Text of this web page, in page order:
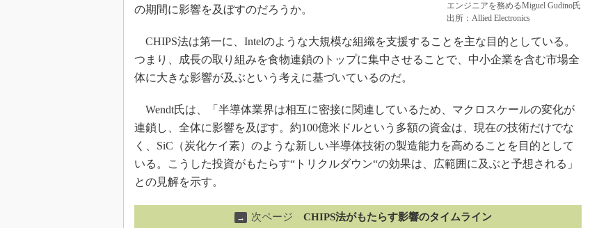
エンジニアを務めるMiguel Gudino氏
出所：Allied Electronics
の期間に影響を及ぼすのだろうか。
CHIPS法は第一に、Intelのような大規模な組織を支援することを主な目的としている。
つまり、成長の取り組みを食物連鎖のトップに集中させることで、中小企業を含む市場全
体に大きな影響が及ぶという考えに基づいているのだ。
Wendt氏は、「半導体業界は相互に密接に関連しているため、マクロスケールの変化が
連鎖し、全体に影響を及ぼす。約100億米ドルという多額の資金は、現在の技術だけでな
く、SiC（炭化ケイ素）のような新しい半導体技術の製造能力を高めることを目的として
いる。こうした投資がもたらす“トリクルダウン“の効果は、広範囲に及ぶと予想される」
との見解を示す。
→ 次ページ CHIPS法がもたらす影響のタイムライン